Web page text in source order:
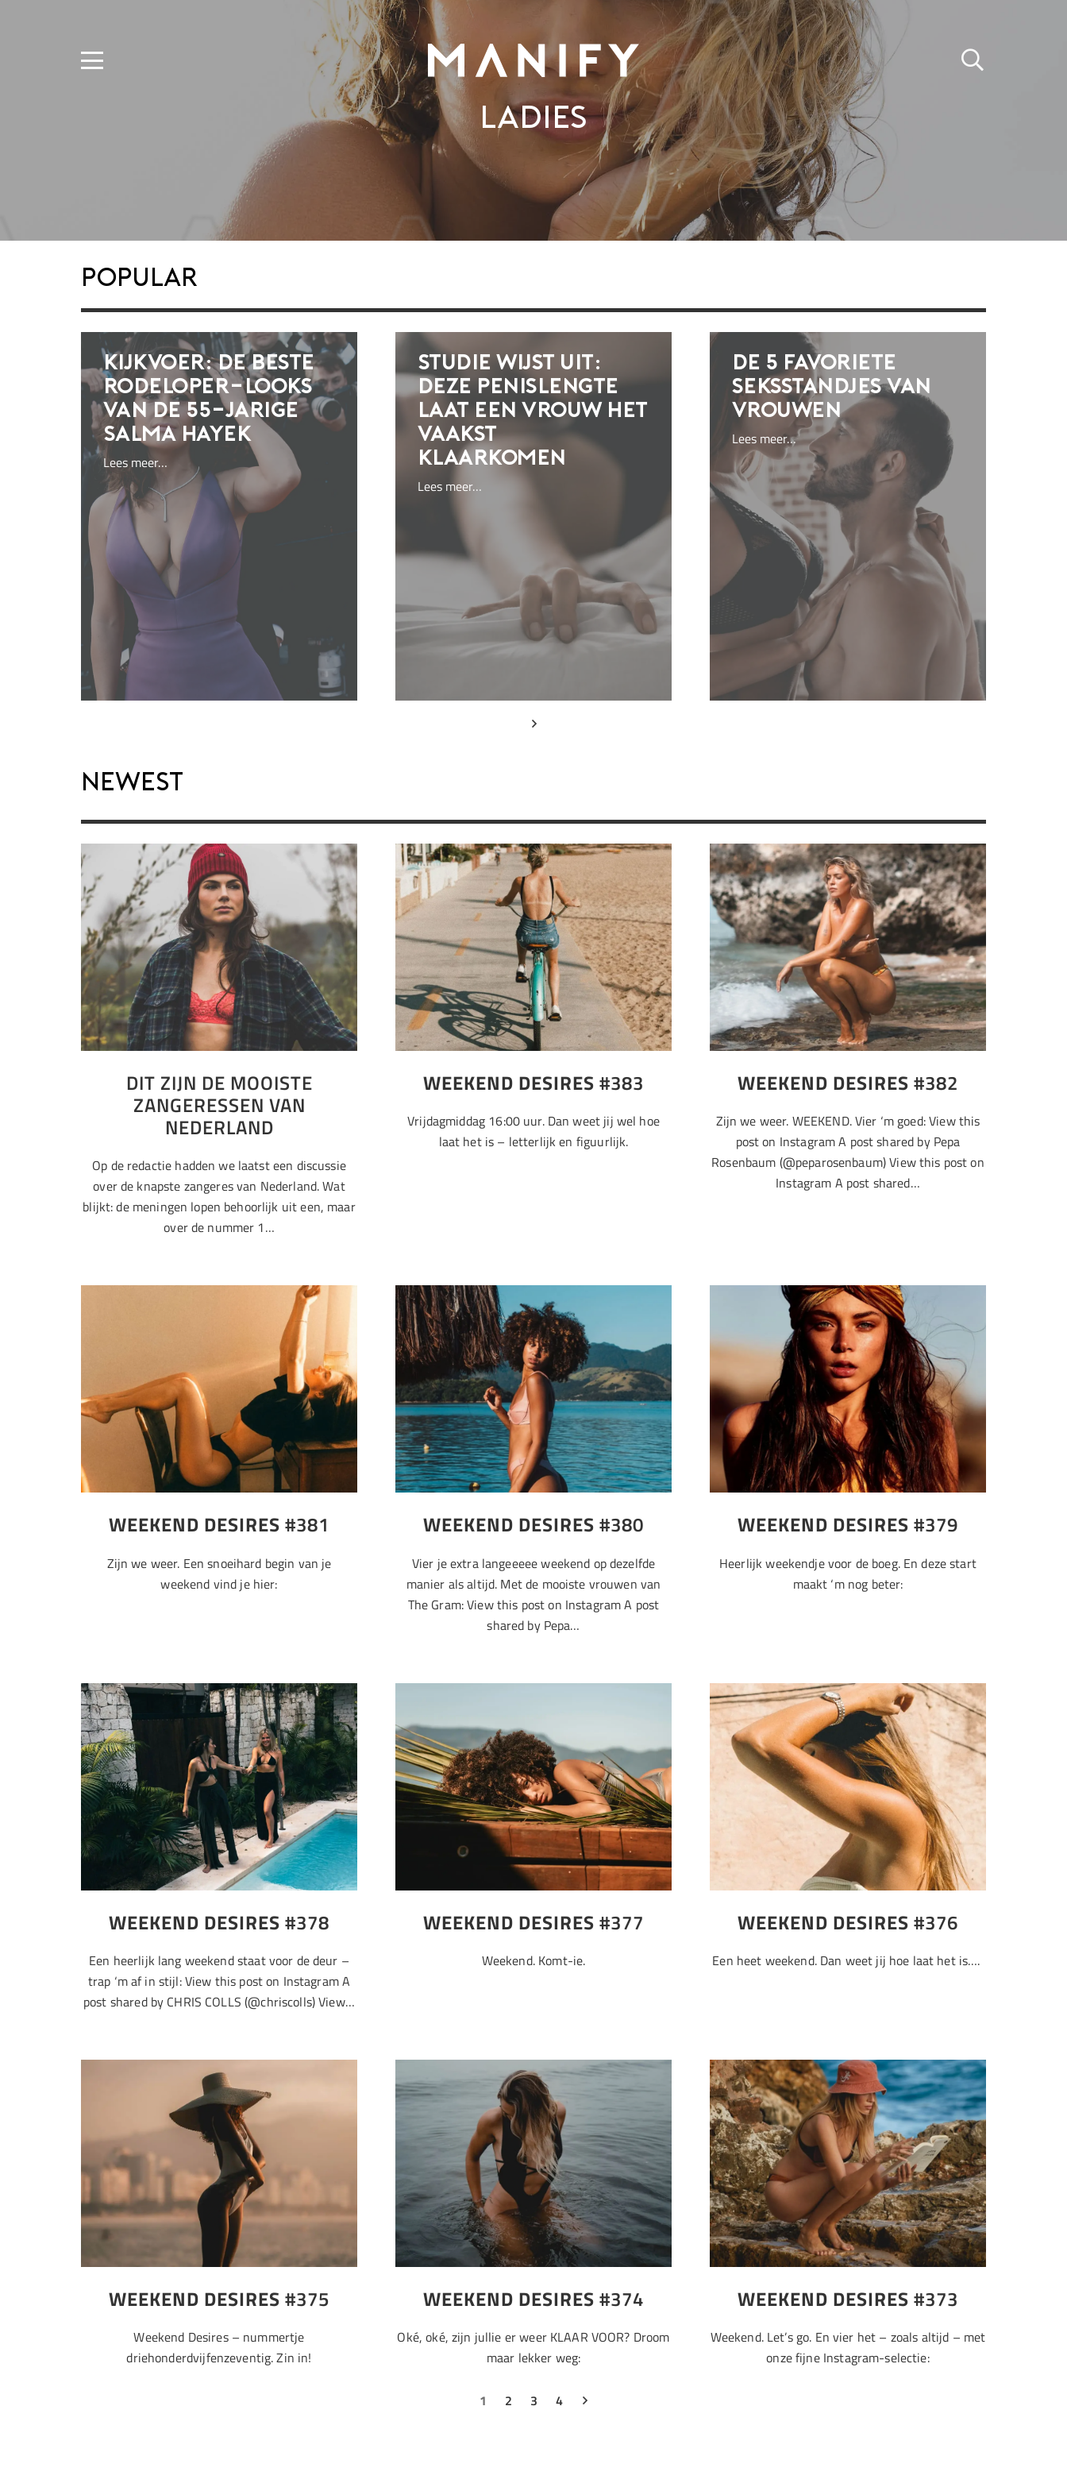
Ladies
Popular
Kijkvoer: de beste
rodeloper-looks
van de 55-jarige
Salma Hayek
Lees meer…
Studie wijst uit:
deze penislengte
laat een vrouw het
vaakst
klaarkomen
Lees meer…
De 5 favoriete
seksstandjes van
vrouwen
Lees meer…
Newest
DIT ZIJN DE MOOISTE
ZANGERESSEN VAN
NEDERLAND
Op de redactie hadden we laatst een discussie
over de knapste zangeres van Nederland. Wat
blijkt: de meningen lopen behoorlijk uit een, maar
over de nummer 1…
WEEKEND DESIRES#383
Vrijdagmiddag 16:00 uur. Dan weet jij wel hoe
laat het is – letterlijk en figuurlijk.
WEEKEND DESIRES#382
Zijn we weer. WEEKEND. Vier ‘m goed: View this
post on Instagram A post shared by Pepa
Rosenbaum (@peparosenbaum) View this post on
Instagram A post shared…
WEEKEND DESIRES#381
Zijn we weer. Een snoeihard begin van je
weekend vind je hier:
WEEKEND DESIRES#380
Vier je extra langeeeee weekend op dezelfde
manier als altijd. Met de mooiste vrouwen van
The Gram: View this post on Instagram A post
shared by Pepa…
WEEKEND DESIRES#379
Heerlijk weekendje voor de boeg. En deze start
maakt ‘m nog beter:
WEEKEND DESIRES#378
Een heerlijk lang weekend staat voor de deur –
trap ‘m af in stijl: View this post on Instagram A
post shared by CHRIS COLLS (@chriscolls) View…
WEEKEND DESIRES#377
Weekend. Komt-ie.
WEEKEND DESIRES#376
Een heet weekend. Dan weet jij hoe laat het is….
WEEKEND DESIRES#375
Weekend Desires – nummertje
driehonderdvijfenzeventig. Zin in!
WEEKEND DESIRES#374
Oké, oké, zijn jullie er weer KLAAR VOOR? Droom
maar lekker weg:
WEEKEND DESIRES#373
Weekend. Let’s go. En vier het – zoals altijd – met
onze fijne Instagram-selectie:
1 2 3 4